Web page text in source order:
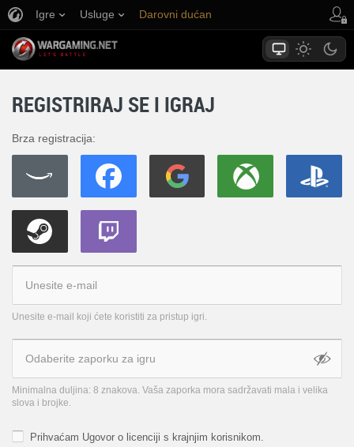
Igre Usluge Darovni dućan
REGISTRIRAJ SE I IGRAJ
Brza registracija:
Unesite e-mail koji ćete koristiti za pristup igri.
Minimalna duljina: 8 znakova. Vaša zaporka mora sadržavati mala i velika
slova i brojke.
Prihvaćam Ugovor o licenciji s krajnjim korisnikom.